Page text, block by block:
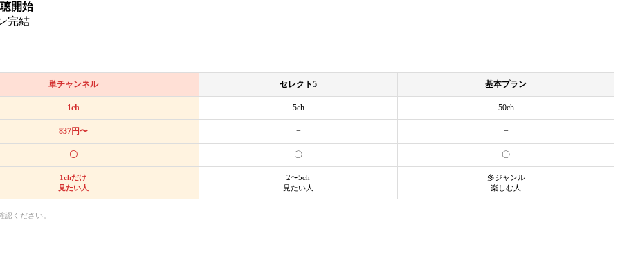
開始
完結
単チャンネル セレクト5 基本プラン
1ch 5ch 50ch
837円〜 − −
〇 〇 〇
1chだけ
見たい人
2〜5ch
見たい人
多ジャンル
楽しむ人
ください。